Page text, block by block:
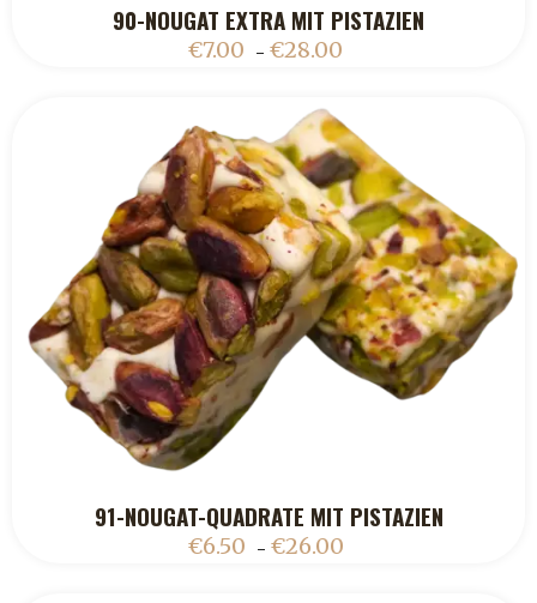
ADD TO CART
90-NOUGAT EXTRA MIT PISTAZIEN
€7.00 – €28.00
ADD TO CART
91-NOUGAT-QUADRATE MIT PISTAZIEN
€6.50 – €26.00